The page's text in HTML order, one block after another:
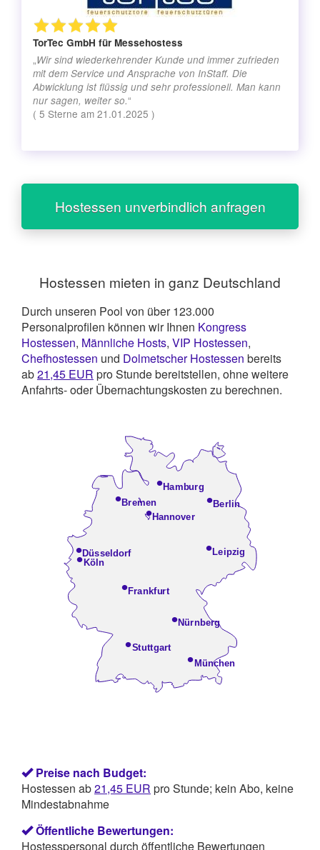
TorTec GmbH für Messehostess
„Wir sind wiederkehrender Kunde und immer zufrieden
mit dem Service und Ansprache von InStaff. Die
Abwicklung ist flüssig und sehr professionell. Man kann
nur sagen, weiter so.“
( 5 Sterne am 21.01.2025 )
Hostessen unverbindlich anfragen
Hostessen mieten in ganz Deutschland
Durch unseren Pool von über 123.000
Personalprofilen können wir Ihnen Kongress
Hostessen, Männliche Hosts, VIP Hostessen,
Chefhostessen und Dolmetscher Hostessen bereits
ab21,45 EUR pro Stunde bereitstellen, ohne weitere
Anfahrts- oder Übernachtungskosten zu berechnen.
•Hamburg
•Hannover
•Frankfurt
• München
•Berlin
•Stuttgart
•Nürnberg
•Düsseldorf
•Köln
•Leipzig
•Bremen
Preise nach Budget:
Hostessen ab21,45 EUR pro Stunde; kein Abo, keine
Mindestabnahme
Öffentliche Bewertungen:
Hostesspersonal durch öffentliche Bewertungen